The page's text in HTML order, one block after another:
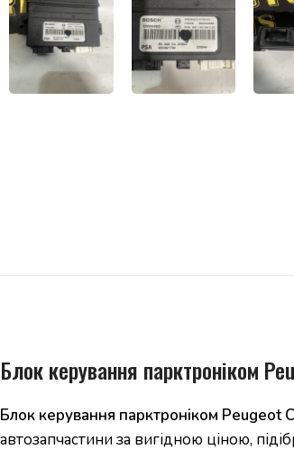
Блок керування парктроніком
Блок керування парктроніком Peugeot
автозапчастини за вигідною ціною,